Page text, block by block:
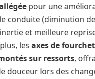
pour une
conduite (diminution
et meilleure
les axes de
sur ressorts,
douceur lors des